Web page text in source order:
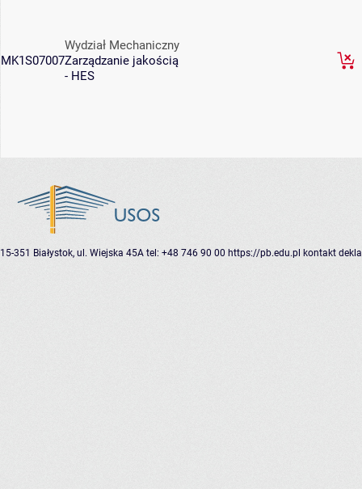
MK1S07007
Wydział Mechaniczny
Zarządzanie jakością
- HES
15-351 Białystok, ul. Wiejska 45A tel: +48 746 90 00 https://pb.edu.pl kontakt